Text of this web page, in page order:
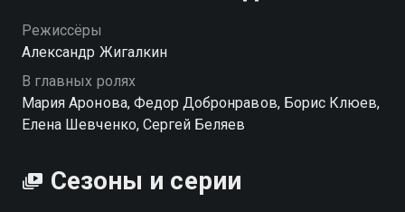
Режиссёры
Александр Жигалкин
В главных ролях
Мария Аронова, Федор Добронравов, Борис Клюев,
Елена Шевченко, Сергей Беляев
Сезоны и серии